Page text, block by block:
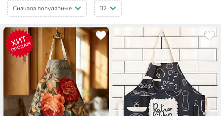
Сначала популярные 32
ХИТ
ПРОДАЖ